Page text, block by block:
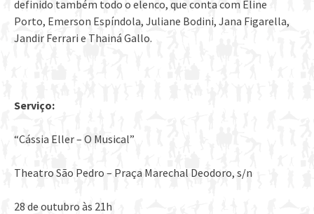
definido também todo o elenco, que conta com Eline
Porto, Emerson Espíndola, Juliane Bodini, Jana Figarella,
Jandir Ferrari e Thainá Gallo.
Serviço:
“Cássia Eller – O Musical”
Theatro São Pedro – Praça Marechal Deodoro, s/n
28 de outubro às 21h